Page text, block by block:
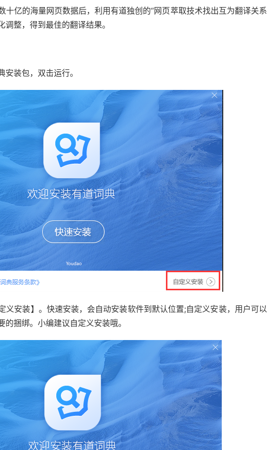
十亿的海量网页数据后，利用有道独创的“网页萃取技术找出互为翻译关系
整，得到最佳的翻译结果。
装包，双击运行。
义安装】。快速安装，会自动安装软件到默认位置;自定义安装，用户可以
捆绑。小编建议自定义安装哦。